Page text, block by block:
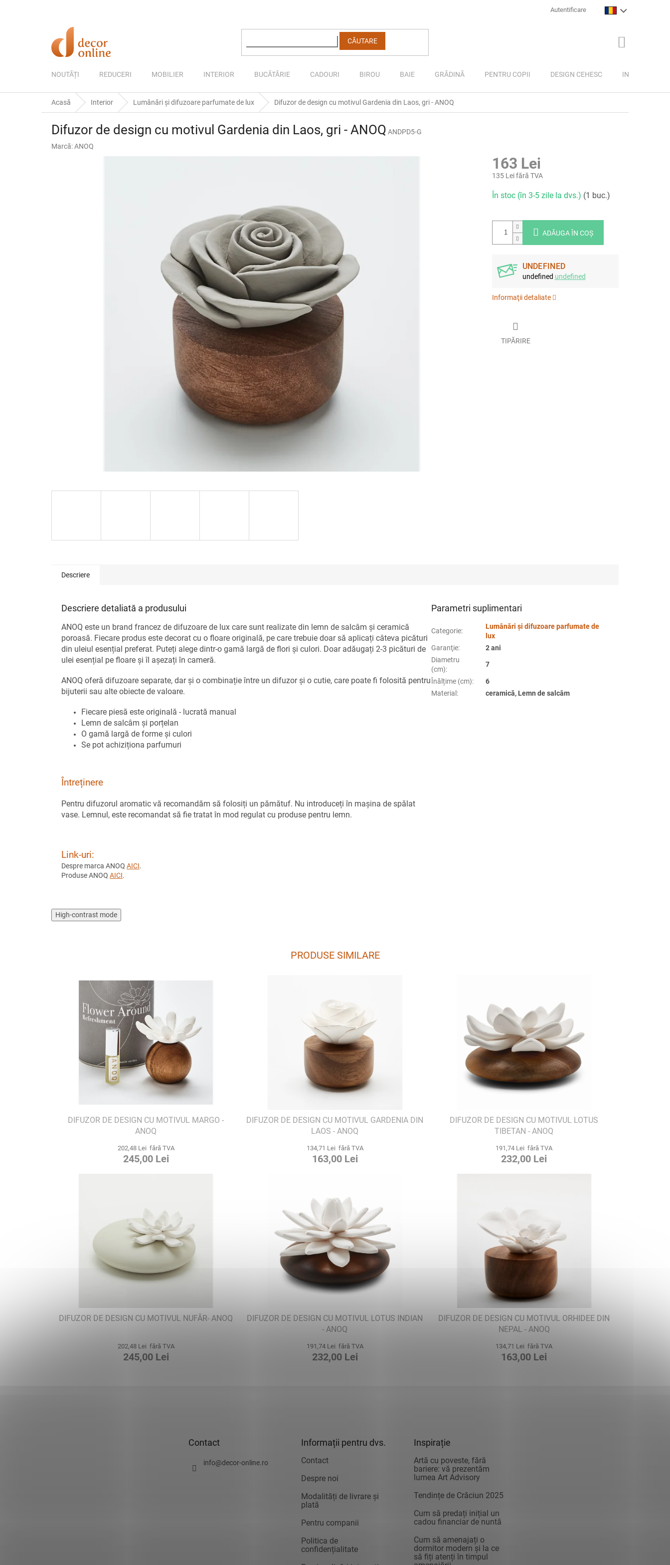
Autentificare
CĂUTARE
NOUTĂȚI REDUCERI MOBILIER INTERIOR BUCĂTĂRIE CADOURI BIROU BAIE GRĂDINĂ PENTRU COPII DESIGN CEHESC INSPIRAȚIE
Acasă Interior Lumânări și difuzoare parfumate de lux Difuzor de design cu motivul Gardenia din Laos, gri - ANOQ
Difuzor de design cu motivul Gardenia din Laos, gri - ANOQ ANDPD5-G
Marcă:ANOQ
163 Lei
135 Lei fără TVA
Evaluare
preţ:
În stoc (în 3-5 zile la dvs.) (1 buc.)
ADĂUGA ÎN COŞ
UNDEFINED
undefined undefined
Informaţii detaliate
TIPĂRIRE
Descriere
Descriere detaliată a produsului
ANOQ este un brand francez de difuzoare de lux care sunt realizate din lemn de salcâm și ceramică
poroasă. Fiecare produs este decorat cu o floare originală, pe care trebuie doar să aplicați câteva picături
din uleiul esențial preferat. Puteți alege dintr-o gamă largă de flori și culori. Doar adăugați 2-3 picături de
ulei esențial pe floare și îl așezați în cameră.
ANOQ oferă difuzoare separate, dar și o combinație între un difuzor și o cutie, care poate fi folosită pentru
bijuterii sau alte obiecte de valoare.
Fiecare piesă este originală - lucrată manual
Lemn de salcâm și porțelan
O gamă largă de forme și culori
Se pot achiziționa parfumuri
Întreținere
Pentru difuzorul aromatic vă recomandăm să folosiți un pămătuf. Nu introduceți în mașina de spălat
vase. Lemnul, este recomandat să fie tratat în mod regulat cu produse pentru lemn.
Link-uri:
Despre marca ANOQ AICI.
Produse ANOQ AICI.
Parametri suplimentari
Categorie:
Lumânări și difuzoare parfumate de
lux
Garanţie:
2 ani
Diametru
(cm):
7
Înălțime (cm):
6
Material : ceramică, Lemn de salcâm
High-contrast mode
PRODUSE SIMILARE
DIFUZOR DE DESIGN CU MOTIVUL MARGO -
ANOQ
202,48 Lei fără TVA
245,00 Lei
DIFUZOR DE DESIGN CU MOTIVUL GARDENIA DIN
LAOS - ANOQ
134,71 Lei fără TVA
163,00 Lei
DIFUZOR DE DESIGN CU MOTIVUL LOTUS
TIBETAN - ANOQ
191,74 Lei fără TVA
232,00 Lei
DIFUZOR DE DESIGN CU MOTIVUL NUFĂR- ANOQ
202,48 Lei fără TVA
245,00 Lei
DIFUZOR DE DESIGN CU MOTIVUL LOTUS INDIAN
- ANOQ
191,74 Lei fără TVA
232,00 Lei
DIFUZOR DE DESIGN CU MOTIVUL ORHIDEE DIN
NEPAL - ANOQ
134,71 Lei fără TVA
163,00 Lei
Contact
info@decor-online.ro
Informații pentru dvs.
Contact
Despre noi
Modalități de livrare și
plată
Pentru companii
Politica de
confidențialitate
Inspirație
Artă cu poveste, fără
bariere: vă prezentăm
lumea Art Advisory
Tendințe de Crăciun 2025
Cum să predați inițial un
cadou financiar de nuntă
Cum să amenajați o
dormitor modern și la ce
să fiți atenți în timpul